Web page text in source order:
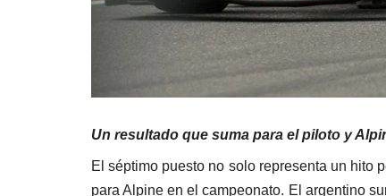
Un resultado que suma para el piloto y
El séptimo puesto no solo representa un hito
para Alpine en el campeonato. El argentino